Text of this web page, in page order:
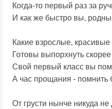
Когда-то первый раз за
И как же быстро вы,
Какие взрослые, красивые
Готовы выпорхнуть скорее
Свой первый класс вы
А час прощания - помнить
От грусти нынче никуда не